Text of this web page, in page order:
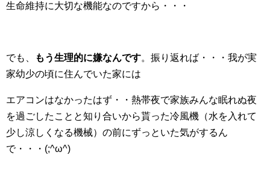
生命維持に大切な機能なのですから・・・
でも、 もう生理的に嫌なんです。振り返れば・・・我が実
家幼少の頃に住んでいた家には
エアコンはなかったはず・・熱帯夜で家族みんな眠れぬ夜
を過ごしたことと知り合いから貰った冷風機（水を入れて
少し涼しくなる機械）の前にずっといた気がするん
で・・・(;^ω^)